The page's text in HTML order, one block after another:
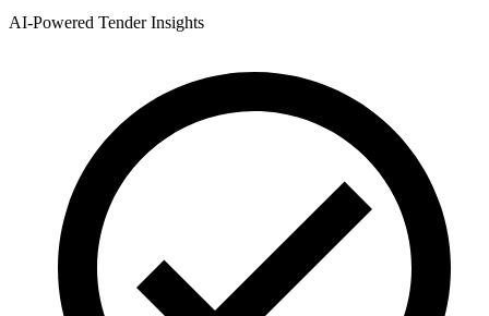
AI-Powered Tender Insights